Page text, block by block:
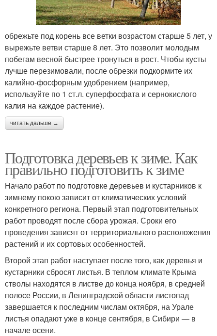
обрежьте под корень все ветки возрастом старше 5 лет, у
вырежьте ветви старше 8 лет. Это позволит молодым
побегам весной быстрее тронуться в рост. Чтобы кусты
лучше перезимовали, после обрезки подкормите их
калийно-фосфорным удобрением (например,
используйте по 1 ст.л. суперфосфата и сернокислого
калия на каждое растение).
читать дальше →
Подготовка деревьев к зиме. Как
правильно подготовить к зиме
Начало работ по подготовке деревьев и кустарников к
зимнему покою зависит от климатических условий
конкретного региона. Первый этап подготовительных
работ проводят после сбора урожая. Сроки его
проведения зависят от территориального расположения
растений и их сортовых особенностей.
Второй этап работ наступает после того, как деревья и
кустарники сбросят листья. В теплом климате Крыма
стволы находятся в листве до конца ноября, в средней
полосе России, в Ленинградской области листопад
завершается к последним числам октября, на Урале
листья опадают уже в конце сентября, в Сибири — в
начале осени.